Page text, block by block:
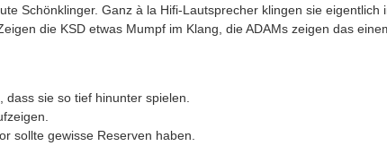
Schönklinger. Ganz à la Hifi-Lautsprecher klingen sie eigentlich
die KSD etwas Mumpf im Klang, die ADAMs zeigen das
sie so tief hinunter spielen.
sollte gewisse Reserven haben.